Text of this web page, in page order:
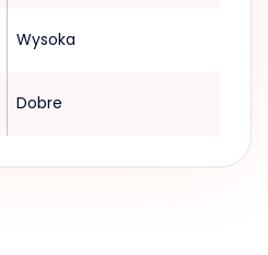
Wysoka
Dobre